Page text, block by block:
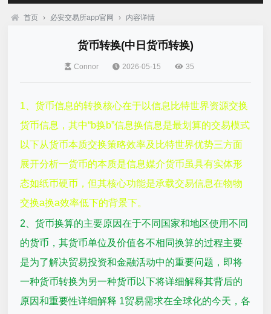
首页 › 必安交易所app官网 › 内容详情
货币转换(中日货币转换)
Connor 2026-05-15 35
1、货币信息的转换核心在于以信息比特世界资源交换
货币信息，其中“b换b”信息换信息是最划算的交易模式
以下从货币本质交换策略效率及比特世界优势三方面
展开分析一货币的本质是信息媒介货币虽具有实体形
态如纸币硬币，但其核心功能是承载交易信息在物物
交换a换a效率低下的背景下。
2、货币换算的主要原因在于不同国家和地区使用不同
的货币，其货币单位及价值各不相同换算的过程主要
是为了解决贸易投资和金融活动中的重要问题，即将
一种货币转换为另一种货币以下将详细解释其背后的
原因和重要性详细解释 1贸易需求在全球化的今天，各